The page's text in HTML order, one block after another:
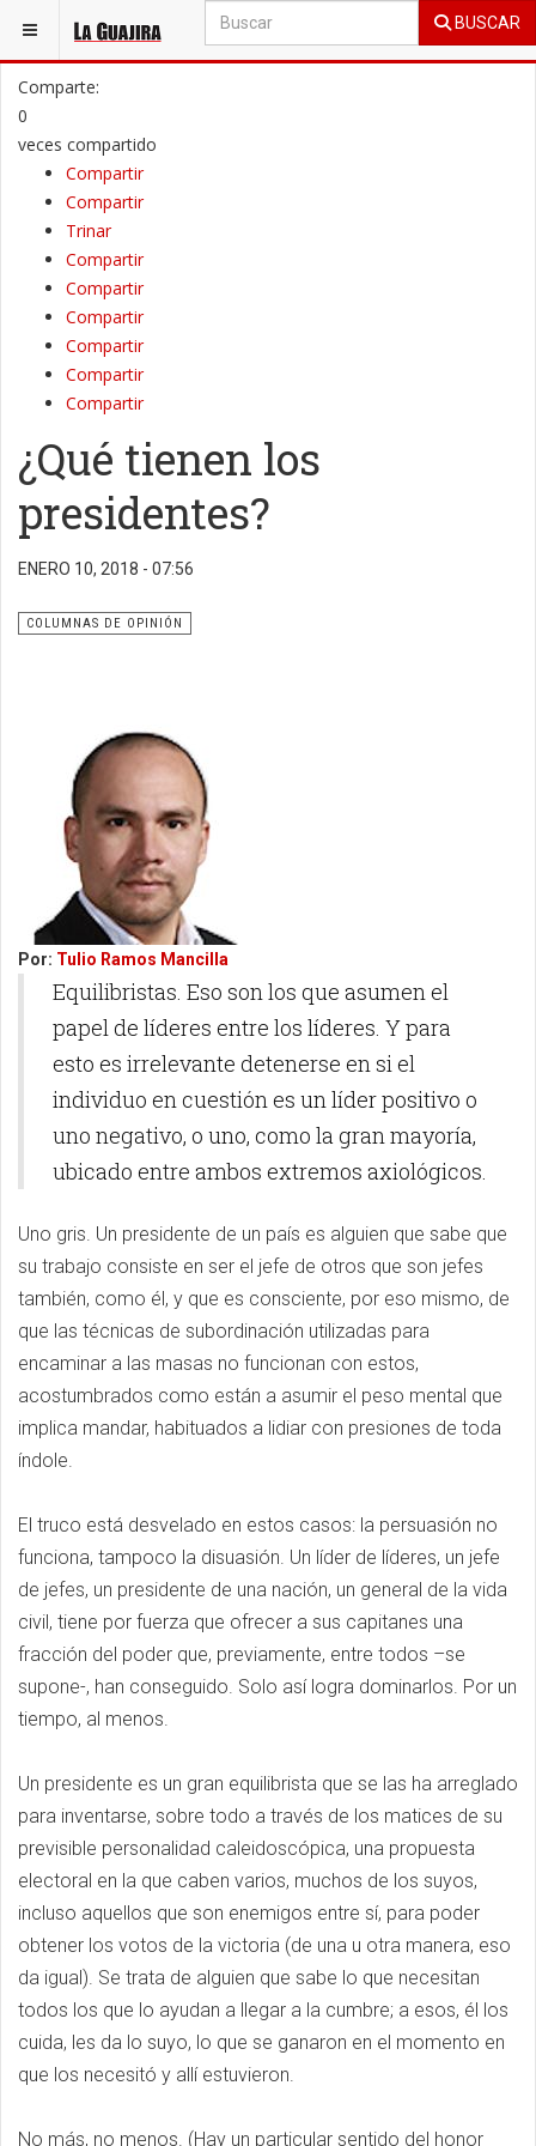
BUSCAR
ESTÁ AQUÍ: OPINIÓN COLUMNAS DE OPINIÓN
Comparte:
0
veces compartido
Compartir
Compartir
Trinar
Compartir
Compartir
Compartir
Compartir
Compartir
Compartir
¿Qué tienen los
presidentes?
ENERO 10, 2018 - 07:56
COLUMNAS DE OPINIÓN
Por: Tulio Ramos Mancilla
Equilibristas. Eso son los que asumen el
papel de líderes entre los líderes. Y para
esto es irrelevante detenerse en si el
individuo en cuestión es un líder positivo o
uno negativo, o uno, como la gran mayoría,
ubicado entre ambos extremos axiológicos.
Uno gris. Un presidente de un país es alguien que sabe que
su trabajo consiste en ser el jefe de otros que son jefes
también, como él, y que es consciente, por eso mismo, de
que las técnicas de subordinación utilizadas para
encaminar a las masas no funcionan con estos,
acostumbrados como están a asumir el peso mental que
implica mandar, habituados a lidiar con presiones de toda
índole.
El truco está desvelado en estos casos: la persuasión no
funciona, tampoco la disuasión. Un líder de líderes, un jefe
de jefes, un presidente de una nación, un general de la vida
civil, tiene por fuerza que ofrecer a sus capitanes una
fracción del poder que, previamente, entre todos –se
supone-, han conseguido. Solo así logra dominarlos. Por un
tiempo, al menos.
Un presidente es un gran equilibrista que se las ha arreglado
para inventarse, sobre todo a través de los matices de su
previsible personalidad caleidoscópica, una propuesta
electoral en la que caben varios, muchos de los suyos,
incluso aquellos que son enemigos entre sí, para poder
obtener los votos de la victoria (de una u otra manera, eso
da igual). Se trata de alguien que sabe lo que necesitan
todos los que lo ayudan a llegar a la cumbre; a esos, él los
cuida, les da lo suyo, lo que se ganaron en el momento en
que los necesitó y allí estuvieron.
No más, no menos. (Hay un particular sentido del honor